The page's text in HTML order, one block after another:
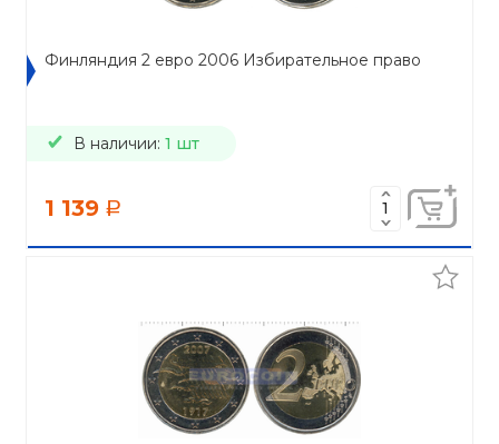
Финляндия 2 евро 2006 Избирательное право
В наличии: 1 шт
1 139 a